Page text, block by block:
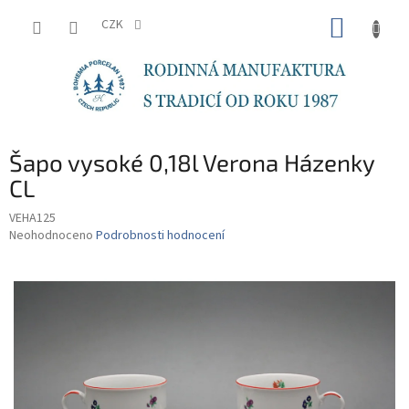
CZK
Šapo vysoké 0,18l Verona Házenky
CL
VEHA125
Průměrné
je
Neohodnoceno Podrobnosti hodnocení